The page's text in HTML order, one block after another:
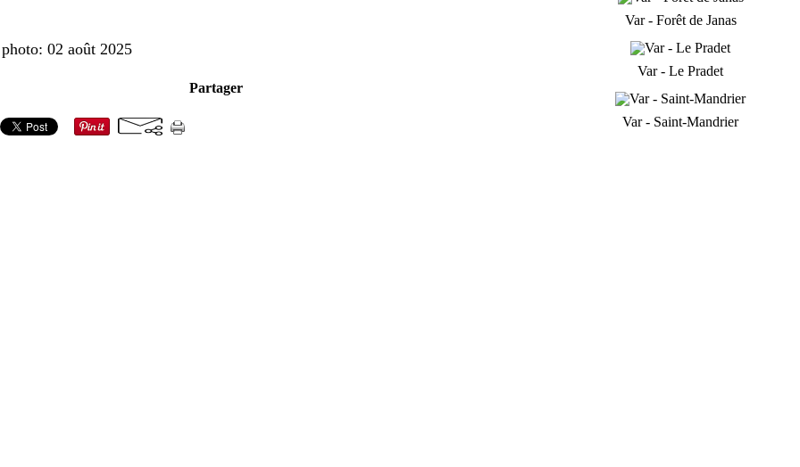
02 août 2025
Partager
Var - Forêt de Janas
Var - Le Pradet
Var - Saint-Mandrier